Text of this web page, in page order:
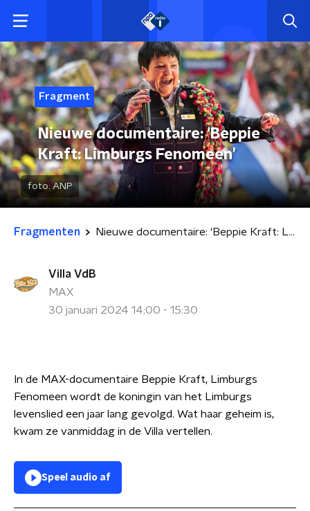
Fragment
Nieuwe documentaire: ‘Beppie
Kraft: Limburgs Fenomeen’
foto:ANP
Fragmenten Nieuwe documentaire: ‘Beppie Kraft: Limburgs Fenomeen’
Villa VdB
MAX
30 januari 2024 14:00 - 15:30
In de MAX-documentaire Beppie Kraft, Limburgs
Fenomeen wordt de koningin van het Limburgs
levenslied een jaar lang gevolgd. Wat haar geheim is,
kwam ze vanmiddag in de Villa vertellen.
Speel audio af